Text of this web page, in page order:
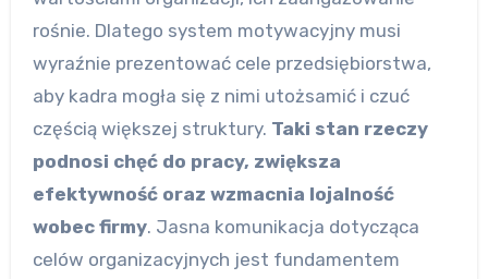
rośnie. Dlatego system motywacyjny musi
wyraźnie prezentować cele przedsiębiorstwa,
aby kadra mogła się z nimi utożsamić i czuć
częścią większej struktury. Taki stan rzeczy
podnosi chęć do pracy, zwiększa
efektywność oraz wzmacnia lojalność
wobec firmy. Jasna komunikacja dotycząca
celów organizacyjnych jest fundamentem